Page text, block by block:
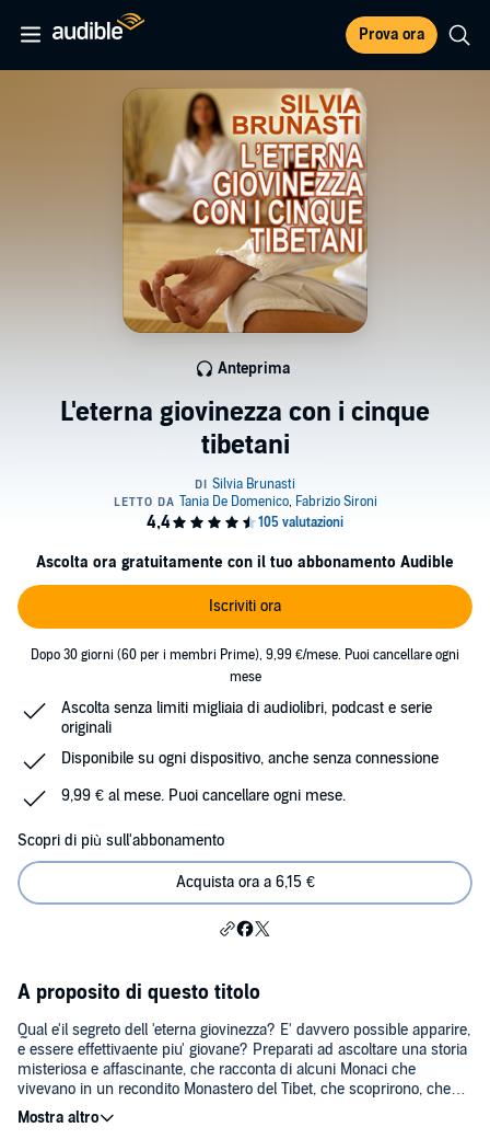
Prova ora
L'eterna giovinezza con i cinque
tibetani
Anteprima
Ascolta ora gratuitamente con il tuo abbonamento Audible
Iscriviti ora
Dopo 30 giorni (60 per i membri Prime), 9,99 €/mese. Puoi cancellare ogni
mese
Ascolta senza limiti migliaia di audiolibri, podcast e serie
originali
Disponibile su ogni dispositivo, anche senza connessione
9,99 € al mese. Puoi cancellare ogni mese.
Scopri di più sull'abbonamento
Acquista ora a 6,15 €
A proposito di questo titolo
Qual e'il segreto dell 'eterna giovinezza? E' davvero possible apparire,
e essere effettivaente piu' giovane? Preparati ad ascoltare una storia
misteriosa e affascinante, che racconta di alcuni Monaci che
vivevano in un recondito Monastero del Tibet, che scoprirono, che
cinque semplici esercizi, potevano fermare il tempo. Vuoi conoscere
anche tu i segreti dei 5 Tibetani? Questo sorprendente audiolibro, ti